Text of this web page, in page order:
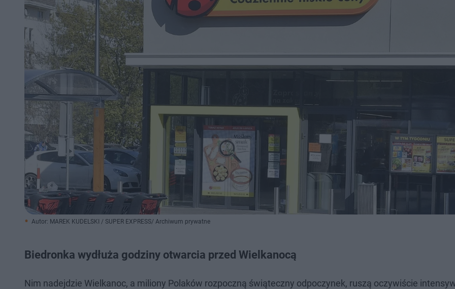
Autor: MAREK KUDELSKI / SUPER EXPRESS/ Archiwum prywatne
Biedronka wydłuża godziny otwarcia przed Wielkanocą
Nim nadejdzie Wielkanoc, a miliony Polaków rozpoczną świąteczny odpoczynek, ruszą oczywiście